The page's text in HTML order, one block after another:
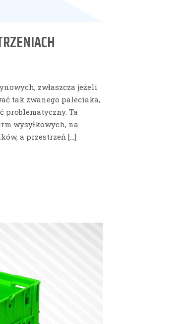
zwłaszcza jeżeli
tak zwanego paleciaka,
problematyczny. Ta
wysyłkowych, na
a przestrzeń […]